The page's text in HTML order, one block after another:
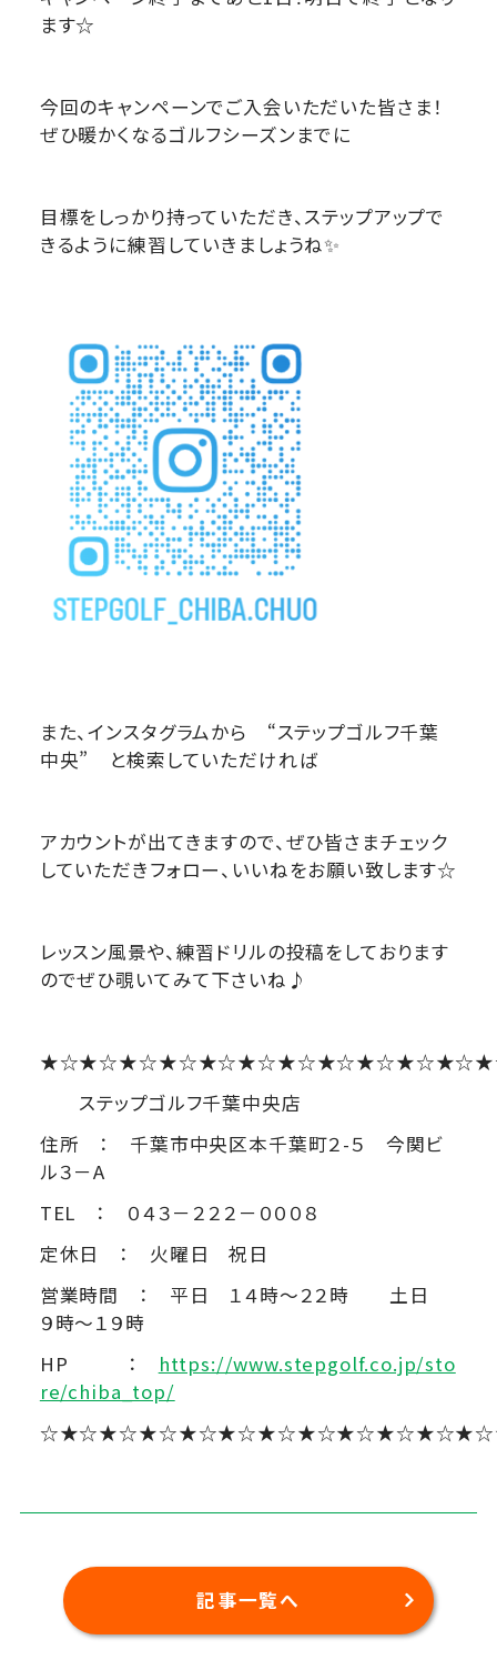
ます☆
今回のキャンペーンでご入会いただいた皆さま！
ぜひ暖かくなるゴルフシーズンまでに
目標をしっかり持っていただき、ステップアップで
きるように練習していきましょうね✨
また、インスタグラムから “ステップゴルフ千葉
中央” と検索していただければ
アカウントが出てきますので、ぜひ皆さまチェック
していただきフォロー、いいねをお願い致します☆
レッスン風景や、練習ドリルの投稿をしております
のでぜひ覗いてみて下さいね♪
ステップゴルフ千葉中央店
住所 ： 千葉市中央区本千葉町２-５ 今関ビ
ル３－A
TEL ： ０４３－２２２－０００８
定休日 ： 火曜日 祝日
営業時間 ： 平日 １４時～２２時 土日
９時～１９時
HP ： https://www.stepgolf.co.jp/sto
re/chiba_top/
記事一覧へ